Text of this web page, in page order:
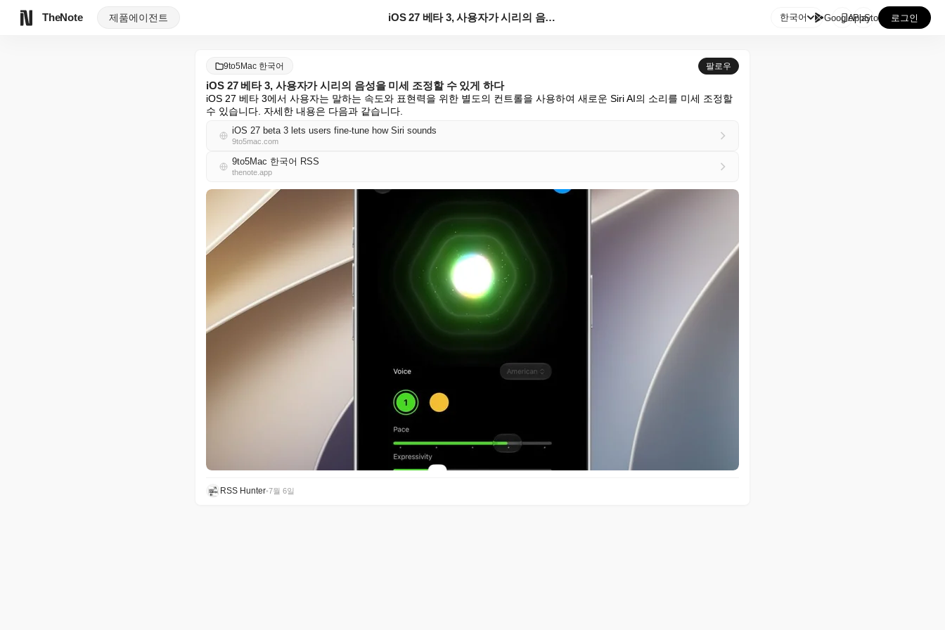
TheNote 제품에이전트 iOS 27 베타 3, 사용자가 시리의 음성을 미세 조... 한국어 GooglePlay
AppStore 로그인
9to5Mac 한국어 팔로우
iOS 27 베타 3, 사용자가 시리의 음성을 미세 조정할 수 있게 하다
iOS 27 베타 3에서 사용자는 말하는 속도와 표현력을 위한 별도의 컨트롤을 사용하여 새로운 Siri AI의 소리를 미세 조정할
수 있습니다. 자세한 내용은 다음과 같습니다.
iOS 27 beta 3 lets users fine-tune how Siri sounds
9to5mac.com
9to5Mac 한국어 RSS
thenote.app
RSS Hunter•7월 6일